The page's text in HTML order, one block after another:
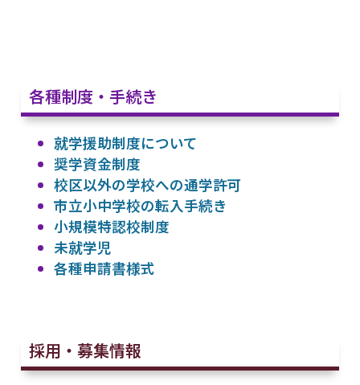
各種制度・手続き
就学援助制度について
奨学資金制度
校区以外の学校への通学許可
市立小中学校の転入手続き
小規模特認校制度
未就学児
各種申請書様式
採用・募集情報